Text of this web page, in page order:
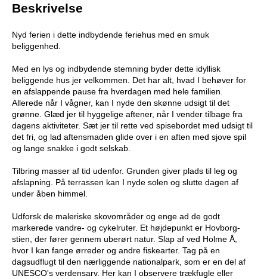
Beskrivelse
Nyd ferien i dette indbydende feriehus med en smuk
beliggenhed.
Med en lys og indbydende stemning byder dette idyllisk
beliggende hus jer velkommen. Det har alt, hvad I behøver for
en afslappende pause fra hverdagen med hele familien.
Allerede når I vågner, kan I nyde den skønne udsigt til det
grønne. Glæd jer til hyggelige aftener, når I vender tilbage fra
dagens aktiviteter. Sæt jer til rette ved spisebordet med udsigt til
det fri, og lad aftensmaden glide over i en aften med sjove spil
og lange snakke i godt selskab.
Tilbring masser af tid udenfor. Grunden giver plads til leg og
afslapning. På terrassen kan I nyde solen og slutte dagen af
under åben himmel.
Udforsk de maleriske skovområder og enge ad de godt
markerede vandre- og cykelruter. Et højdepunkt er Hovborg-
stien, der fører gennem uberørt natur. Slap af ved Holme Å,
hvor I kan fange ørreder og andre fiskearter. Tag på en
dagsudflugt til den nærliggende nationalpark, som er en del af
UNESCO's verdensarv. Her kan I observere trækfugle eller